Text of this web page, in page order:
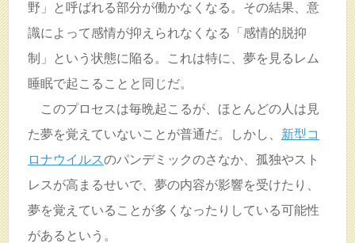
野」と呼ばれる部分が働かなくなる。その結果、意
識によって感情が抑えられなくなる「感情的脱抑
制」という状態に陥る。これは特に、夢を見るレム
睡眠で起こることと同じだ。
このプロセスは毎晩起こるが、ほとんどの人は見
た夢を覚えていないことが普通だ。しかし、 新型コ
ロナウイルスのパンデミックのさなか、孤独やスト
レスが高まるせいで、夢の内容が影響を受けたり、
夢を覚えていることが多くなったりしている可能性
があるという。